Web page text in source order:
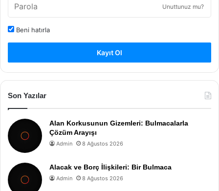
Unuttunuz mu?
Beni hatırla
Kayıt Ol
Son Yazılar
Alan Korkusunun Gizemleri: Bulmacalarla
Çözüm Arayışı
Admin 8 Ağustos 2026
Alacak ve Borç İlişkileri: Bir Bulmaca
Admin 8 Ağustos 2026